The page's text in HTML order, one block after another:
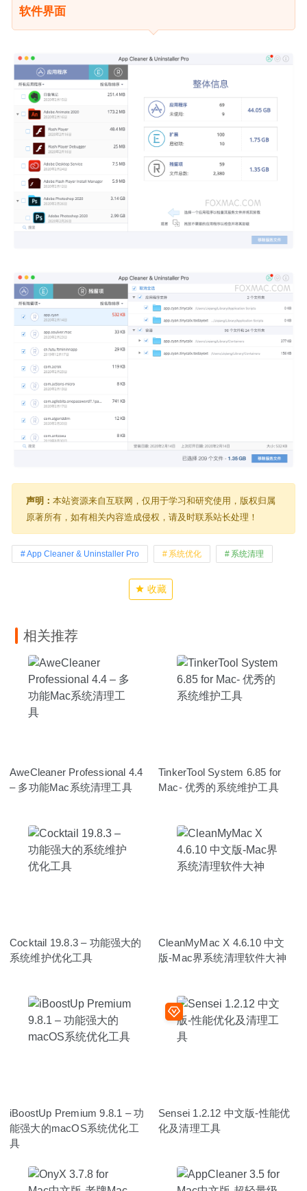
软件界面
声明： 本站资源来自互联网，仅用于学习和研究使用，版权归属
原著所有，如有相关内容造成侵权，请及时联系站长处理！
App Cleaner & Uninstaller Pro 系统优化 系统清理
收藏
相关推荐
AweCleaner Professional 4.4
– 多功能Mac系统清理工具
TinkerTool System 6.85 for
Mac- 优秀的系统维护工具
Cocktail 19.8.3 – 功能强大的
系统维护优化工具
CleanMyMac X 4.6.10 中文
版-Mac界系统清理软件大神
iBoostUp Premium 9.8.1 – 功
能强大的macOS系统优化工
具
Sensei 1.2.12 中文版-性能优
化及清理工具